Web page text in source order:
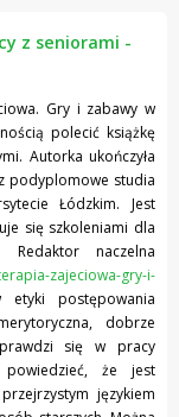
z seniorami -
Gry i zabawy w
polecić książkę
Autorka ukończyła
podyplomowe studia
Łódzkim. Jest
się szkoleniami dla
Redaktor naczelna
zajeciowa-gry-i-
etyki postępowania
dobrze
się w pracy
powiedzieć, że jest
językiem